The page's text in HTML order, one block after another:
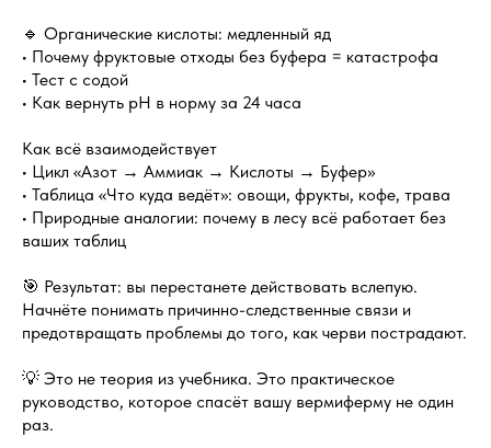
🔹 Органические кислоты: медленный яд
• Почему фруктовые отходы без буфера = катастрофа
• Тест с содой
• Как вернуть pH в норму за 24 часа
Как всё взаимодействует
• Цикл «Азот → Аммиак → Кислоты → Буфер»
• Таблица «Что куда ведёт»: овощи, фрукты, кофе, трава
• Природные аналогии: почему в лесу всё работает без
ваших таблиц
🎯 Результат: вы перестанете действовать вслепую.
Начнёте понимать причинно-следственные связи и
предотвращать проблемы до того, как черви пострадают.
💡 Это не теория из учебника. Это практическое
руководство, которое спасёт вашу вермиферму не один
раз.